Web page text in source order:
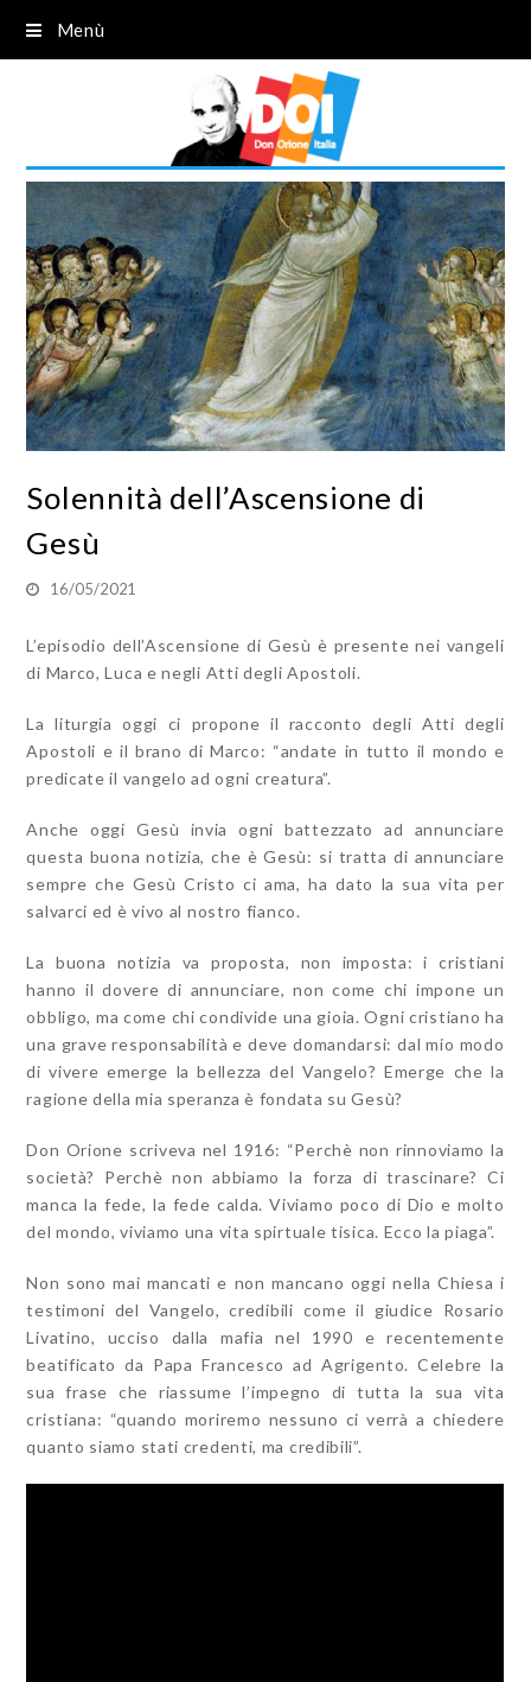
Menù
Solennità dell’Ascensione di
Gesù
16/05/2021
L’episodio dell’Ascensione di Gesù è presente nei vangeli
di Marco, Luca e negli Atti degli Apostoli.
La liturgia oggi ci propone il racconto degli Atti degli
Apostoli e il brano di Marco: “andate in tutto il mondo e
predicate il vangelo ad ogni creatura”.
Anche oggi Gesù invia ogni battezzato ad annunciare
questa buona notizia, che è Gesù: si tratta di annunciare
sempre che Gesù Cristo ci ama, ha dato la sua vita per
salvarci ed è vivo al nostro fianco.
La buona notizia va proposta, non imposta: i cristiani
hanno il dovere di annunciare, non come chi impone un
obbligo, ma come chi condivide una gioia. Ogni cristiano ha
una grave responsabilità e deve domandarsi: dal mio modo
di vivere emerge la bellezza del Vangelo? Emerge che la
ragione della mia speranza è fondata su Gesù?
Don Orione scriveva nel 1916: “Perchè non rinnoviamo la
società? Perchè non abbiamo la forza di trascinare? Ci
manca la fede, la fede calda. Viviamo poco di Dio e molto
del mondo, viviamo una vita spirtuale tisica. Ecco la piaga”.
Non sono mai mancati e non mancano oggi nella Chiesa i
testimoni del Vangelo, credibili come il giudice Rosario
Livatino, ucciso dalla mafia nel 1990 e recentemente
beatificato da Papa Francesco ad Agrigento. Celebre la
sua frase che riassume l’impegno di tutta la sua vita
cristiana: “quando moriremo nessuno ci verrà a chiedere
quanto siamo stati credenti, ma credibili”.